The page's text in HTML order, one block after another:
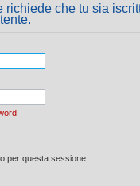
richiede che tu sia
per questa sessione